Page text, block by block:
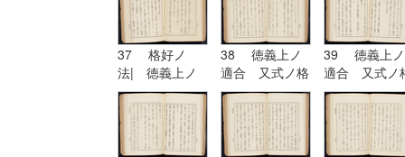
37 格好ノ
法| 徳義上ノ
適合 又式ノ格
好
38 徳義上ノ
適合 又式ノ格
好
39 徳義上ノ
適合 又式ノ
好| 形